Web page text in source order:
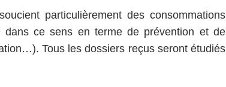
particulièrement des consommations
dans ce sens en terme de prévention et de
Tous les dossiers reçus seront étudiés